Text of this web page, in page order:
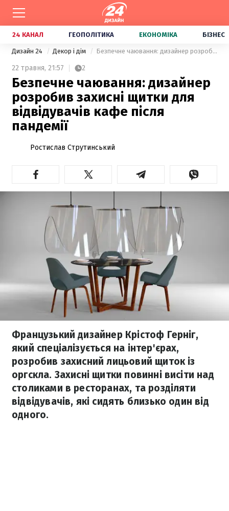
24 КАНАЛ ГЕОПОЛІТИКА ЕКОНОМІКА БІЗНЕС
Дизайн 24 Декор і дім Безпечне чаювання: дизайнер розробив захисні щитки для відвідувачів кафе після пандемії
22 травня, 21:57 2
Безпечне чаювання: дизайнер
розробив захисні щитки для
відвідувачів кафе після
пандемії
Ростислав Струтинський
Французький дизайнер Крістоф Герніг,
який спеціалізується на інтер'єрах,
розробив захисний лицьовий щиток із
оргскла. Захисні щитки повинні висіти над
столиками в ресторанах, та розділяти
відвідувачів, які сидять близько один від
одного.